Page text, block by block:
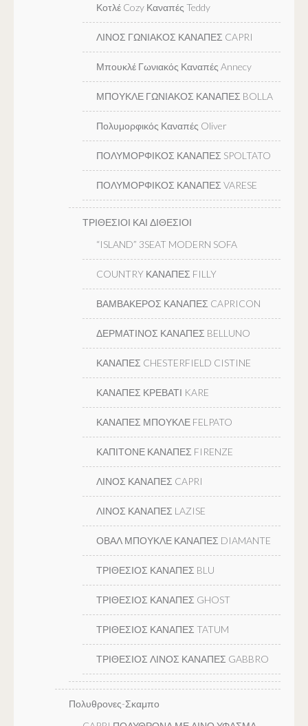
Κοτλέ Cozy Καναπές Teddy
ΛΙΝΟΣ ΓΩΝΙΑΚΟΣ ΚΑΝΑΠΕΣ CAPRI
Μπουκλέ Γωνιακός Καναπές Annecy
ΜΠΟΥΚΛΕ ΓΩΝΙΑΚΟΣ ΚΑΝΑΠΕΣ BOLLA
Πολυμορφικός Καναπές Oliver
ΠΟΛΥΜΟΡΦΙΚΟΣ ΚΑΝΑΠΕΣ SPOLTATO
ΠΟΛΥΜΟΡΦΙΚΟΣ ΚΑΝΑΠΕΣ VARESE
ΤΡΙΘΕΣΙΟΙ ΚΑΙ ΔΙΘΕΣΙΟΙ
“ISLAND” 3SEAT MODERN SOFA
COUNTRY ΚΑΝΑΠΕΣ FILLY
ΒΑΜΒΑΚΕΡΟΣ ΚΑΝΑΠΕΣ CAPRICON
ΔΕΡΜΑΤΙΝΟΣ ΚΑΝΑΠΕΣ BELLUNO
ΚΑΝΑΠΕΣ CHESTERFIELD CISTINE
ΚΑΝΑΠΕΣ ΚΡΕΒΑΤΙ KARE
ΚΑΝΑΠΕΣ ΜΠΟΥΚΛΕ FELPATO
ΚΑΠΙΤΟΝΕ ΚΑΝΑΠΕΣ FIRENZE
ΛΙΝΟΣ ΚΑΝΑΠΕΣ CAPRI
ΛΙΝΟΣ ΚΑΝΑΠΕΣ LAZISE
ΟΒΑΛ ΜΠΟΥΚΛΕ ΚΑΝΑΠΕΣ DIAMANTE
ΤΡΙΘΕΣΙΟΣ ΚΑΝΑΠΕΣ BLU
ΤΡΙΘΕΣΙΟΣ ΚΑΝΑΠΕΣ GHOST
ΤΡΙΘΕΣΙΟΣ ΚΑΝΑΠΕΣ TATUM
ΤΡΙΘΕΣΙΟΣ ΛΙΝΟΣ ΚΑΝΑΠΕΣ GABBRO
Πολυθρονες-Σκαμπο